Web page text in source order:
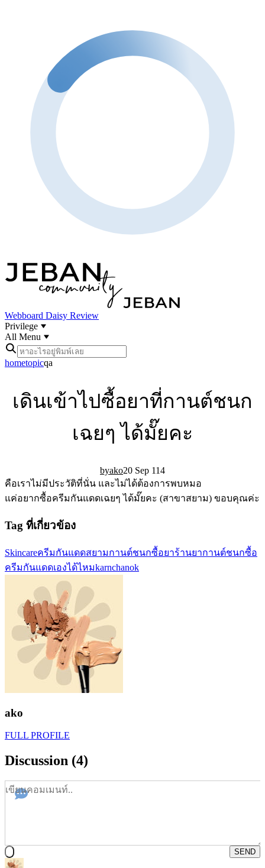
Webboard Daisy Review
Privilege
All Menu
hometopicqa
เดินเข้าไปซื้อยาที่กานต์ชนก
เฉยๆ ได้มั๊ยคะ
ako20 Sep 114
คือเราไม่มีประวัติที่นั่น และไม่ได้ต้องการพบหมอ
แค่อยากซื้อครีมกันแดดเฉยๆ ได้มั๊ยคะ (สาขาสยาม) ขอบคุณค่ะ
Tag ที่เกี่ยวข้อง
Skincareครีมกันแดดสยามกานต์ชนกซื้อยาร้านยากานต์ชนกซื้อ
ครีมกันแดดเองได้ไหมkarnchanok
ako
FULL PROFILE
Discussion (4)
SEND